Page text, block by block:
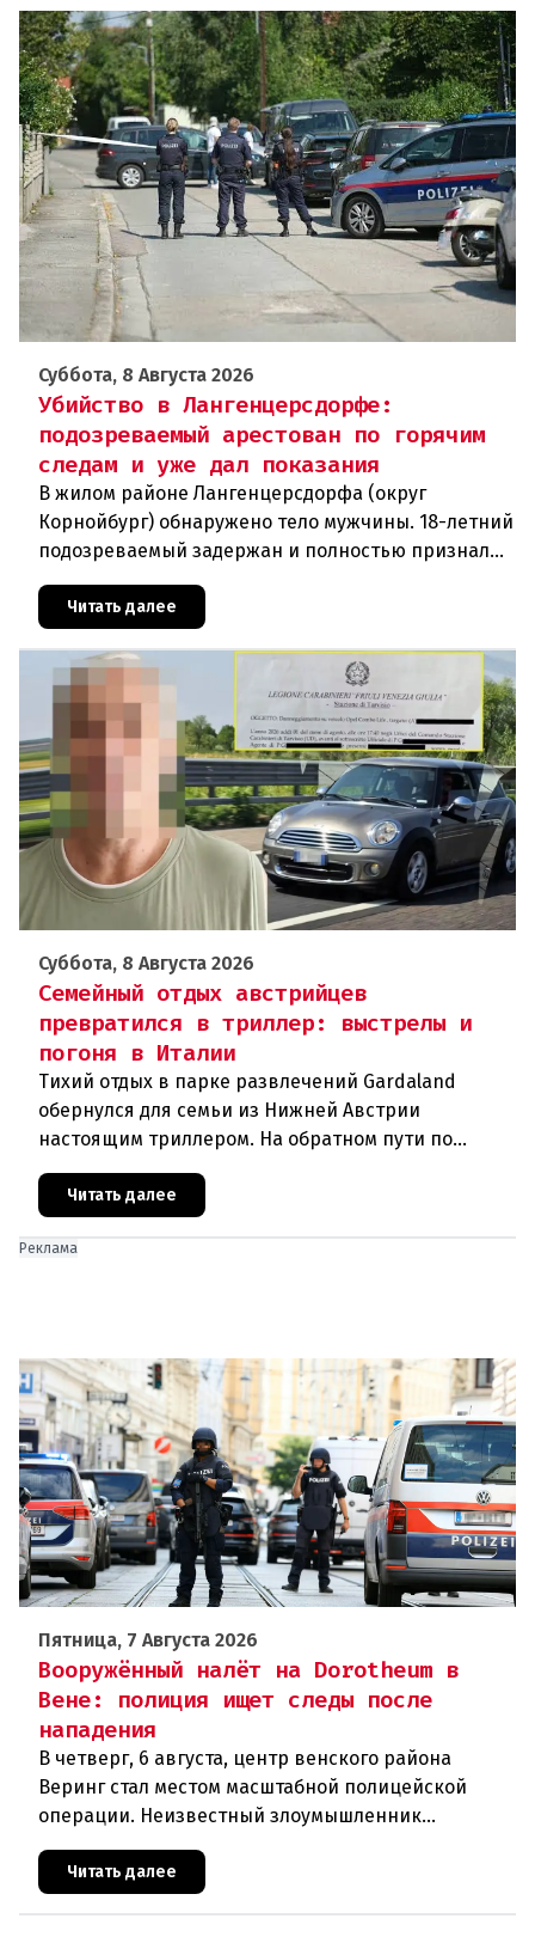
Суббота, 8 Августа 2026
Убийство в Лангенцерсдорфе:
подозреваемый арестован по горячим
следам и уже дал показания
В жилом районе Лангенцерсдорфа (округ
Корнойбург) обнаружено тело мужчины. 18-летний
подозреваемый задержан и полностью признал
свою вину. По данным следствия, преступление
могло быть совершено на поч
Читать далее
Суббота, 8 Августа 2026
Семейный отдых австрийцев
превратился в триллер: выстрелы и
погоня в Италии
Тихий отдых в парке развлечений Gardaland
обернулся для семьи из Нижней Австрии
настоящим триллером. На обратном пути по
подверглась обстрелу, за которым
Читать далее
Реклама
Пятница, 7 Августа 2026
Вооружённый налёт на Dorotheum в
Вене: полиция ищет следы после
нападения
В четверг, 6 августа, центр венского района
Веринг стал местом масштабной полицейской
операции. Неизвестный злоумышленник
знаменитого аукционного дома Dorotheu
Читать далее